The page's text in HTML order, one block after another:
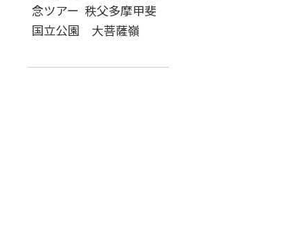
念ツアー 秩父多摩甲斐
国立公園 大菩薩嶺